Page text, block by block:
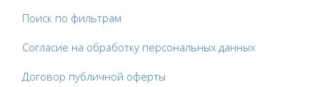
Поиск по фильтрам
Согласие на обработку персональных данных
Договор публичной оферты